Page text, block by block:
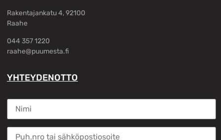
Rakentajankatu 4, 92100
Raahe
044 357 1220
raahe@puumesta.fi
YHTEYDENOTTO